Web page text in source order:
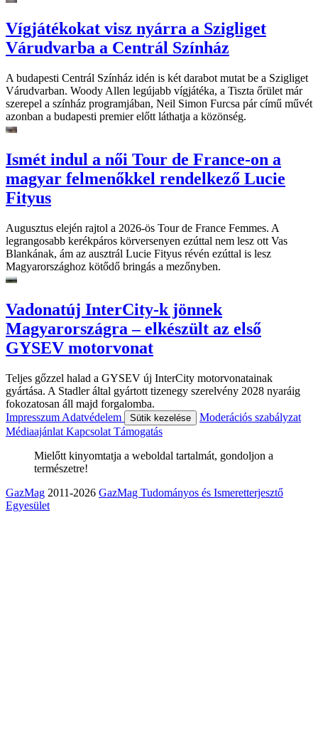
Vígjátékokat visz nyárra a Szigliget
Várudvarba a Centrál Színház
A budapesti Centrál Színház idén is két darabot mutat be a Szigliget
Várudvarban. Woody Allen legújabb vígjátéka, a Tiszta őrület már
szerepel a színház programjában, Neil Simon Furcsa pár című művét
azonban a budapesti premier előtt láthatja a közönség.
Ismét indul a női Tour de France-on a
magyar felmenőkkel rendelkező Lucie
Fityus
Augusztus elején rajtol a 2026-ös Tour de France Femmes. A
legrangosabb kerékpáros körversenyen ezúttal nem lesz ott Vas
Blankának, ám az ausztrál Lucie Fityus révén ezúttal is lesz
Magyarországhoz kötődő bringás a mezőnyben.
Vadonatúj InterCity-k jönnek
Magyarországra – elkészült az első
GYSEV motorvonat
Teljes gőzzel halad a GYSEV új InterCity motorvonatainak
gyártása. A Stadler által gyártott tizenegy szerelvény 2028 nyaráig
fokozatosan áll majd forgalomba.
Impresszum Adatvédelem Sütik kezelése
Moderációs szabályzat
Médiaajánlat Kapcsolat Támogatás
Mielőtt kinyomtatja a weboldal tartalmát, gondoljon a
természetre!
GazMag 2011-2026 GazMag Tudományos és Ismeretterjesztő
Egyesület